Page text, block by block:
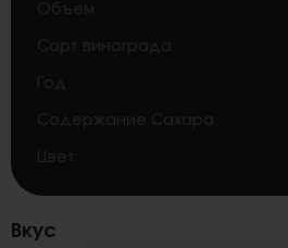
Объем
Сорт винограда
Год
Содержание Сахара
Цвет
Вкус